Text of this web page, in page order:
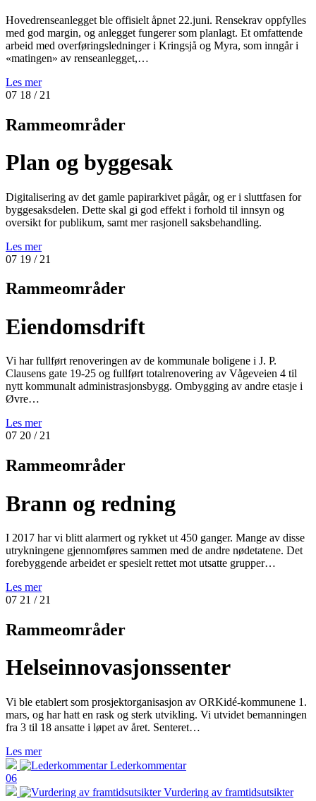
Hovedrenseanlegget ble offisielt åpnet 22.juni. Rensekrav oppfylles
med god margin, og anlegget fungerer som planlagt. Et omfattende
arbeid med overføringsledninger i Kringsjå og Myra, som inngår i
«matingen» av renseanlegget,…
Les mer
07 18 / 21
Rammeområder
Plan og byggesak
Digitalisering av det gamle papirarkivet pågår, og er i sluttfasen for
byggesaksdelen. Dette skal gi god effekt i forhold til innsyn og
oversikt for publikum, samt mer rasjonell saksbehandling.
Les mer
07 19 / 21
Rammeområder
Eiendomsdrift
Vi har fullført renoveringen av de kommunale boligene i J. P.
Clausens gate 19-25 og fullført totalrenovering av Vågeveien 4 til
nytt kommunalt administrasjonsbygg. Ombygging av andre etasje i
Øvre…
Les mer
07 20 / 21
Rammeområder
Brann og redning
I 2017 har vi blitt alarmert og rykket ut 450 ganger. Mange av disse
utrykningene gjennomføres sammen med de andre nødetatene. Det
forebyggende arbeidet er spesielt rettet mot utsatte grupper…
Les mer
07 21 / 21
Rammeområder
Helseinnovasjonssenter
Vi ble etablert som prosjektorganisasjon av ORKidé-kommunene 1.
mars, og har hatt en rask og sterk utvikling. Vi utvidet bemanningen
fra 3 til 18 ansatte i løpet av året. Senteret…
Les mer
Lederkommentar
06
Vurdering av framtidsutsikter